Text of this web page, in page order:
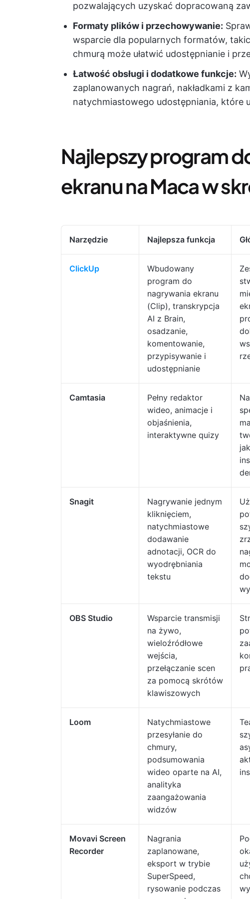
pozwalających uzyskać dopracowaną
Formaty plików i przechowywanie:
wsparcie dla popularnych formatów,
chmurą może ułatwić udostępnianie i
Łatwość obsługi i dodatkowe funkcje:
zaplanowanych nagrań, nakładkami z
natychmiastowego udostępniania, które
Najlepszy program
ekranu na Maca w
Narzędzie Najlepsza funkcja
ClickUp
Wbudowany
program do
nagrywania ekranu
(Clip), transkrypcja
AI z Brain,
osadzanie,
komentowanie,
przypisywanie i
udostępnianie
Camtasia
Pełny redaktor
wideo, animacje i
objaśnienia,
interaktywne quizy
Snagit
Nagrywanie jednym
kliknięciem,
natychmiastowe
dodawanie
adnotacji, OCR do
wyodrębniania
tekstu
OBS Studio
Wsparcie transmisji
na żywo,
wieloźródłowe
wejścia,
przełączanie scen
za pomocą skrótów
klawiszowych
Loom
Natychmiastowe
przesyłanie do
chmury,
podsumowania
wideo oparte na AI,
analityka
zaangażowania
widzów
Movavi Screen
Recorder
Nagrania
zaplanowane,
eksport w trybie
SuperSpeed,
rysowanie podczas